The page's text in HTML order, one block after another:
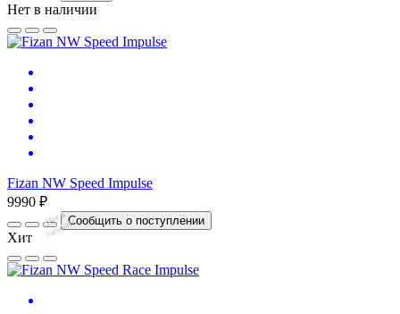
Нет в наличии
Fizan NW Speed Impulse
Нет
в
на
л
и
ч
и
и
9990 ₽
Сообщить о поступлении
Хит